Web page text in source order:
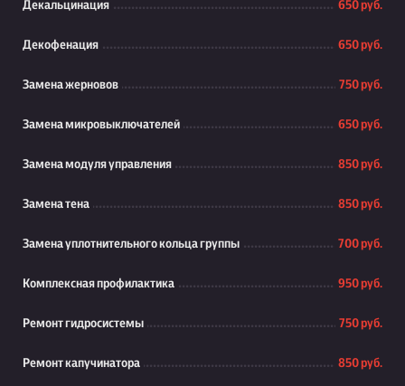
Декальцинация 650 руб.
Декофенация 650 руб.
Замена жерновов 750 руб.
Замена микровыключателей 650 руб.
Замена модуля управления 850 руб.
Замена тена 850 руб.
Замена уплотнительного кольца группы 700 руб.
Комплексная профилактика 950 руб.
Ремонт гидросистемы 750 руб.
Ремонт капучинатора 850 руб.